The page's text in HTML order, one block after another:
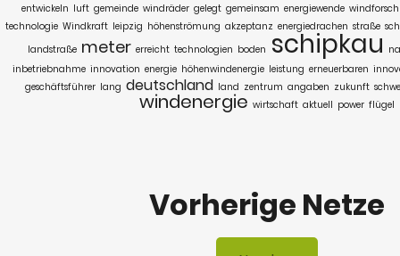
entwickeln luft gemeinde windräder gelegt gemeinsam energiewende
technologie Windkraft leipzig höhenströmung akzeptanz energiedrachen straße
landstraße meter erreicht technologien boden schipkau
inbetriebnahme innovation energie höhenwindenergie leistung erneuerbaren
geschäftsführer lang deutschland land zentrum angaben zukunft
windenergie wirtschaft aktuell power flügel
Vorherige Netze